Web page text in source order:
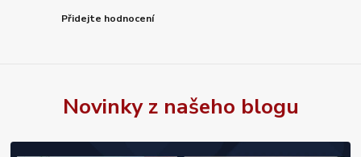
Přidejte hodnocení
Novinky z našeho blogu